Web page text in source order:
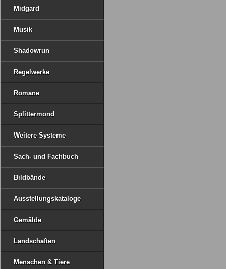
Midgard
Musik
Shadowrun
Regelwerke
Romane
Splittermond
Weitere Systeme
Sach- und Fachbuch
Bildbände
Ausstellungskataloge
Gemälde
Landschaften
Menschen & Tiere